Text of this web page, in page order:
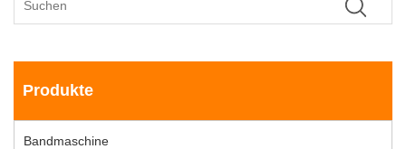
Produkte
Bandmaschine